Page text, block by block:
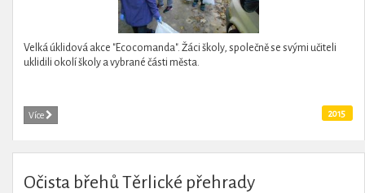
Velká úklidová akce "Ecocomanda". Žáci školy, společně se svými učiteli
uklidili okolí školy a vybrané části města.
Více 2015
Očista břehů Těrlické přehrady